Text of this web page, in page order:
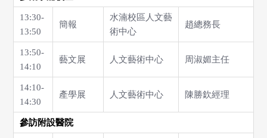
13:30-
13:50
簡報
水湳校區人文藝
術中心
趙總務長
13:50-
14:10
藝文展 人文藝術中心 周淑媚主任
14:10-
14:30
產學展 人文藝術中心 陳勝欽經理
參訪附設醫院